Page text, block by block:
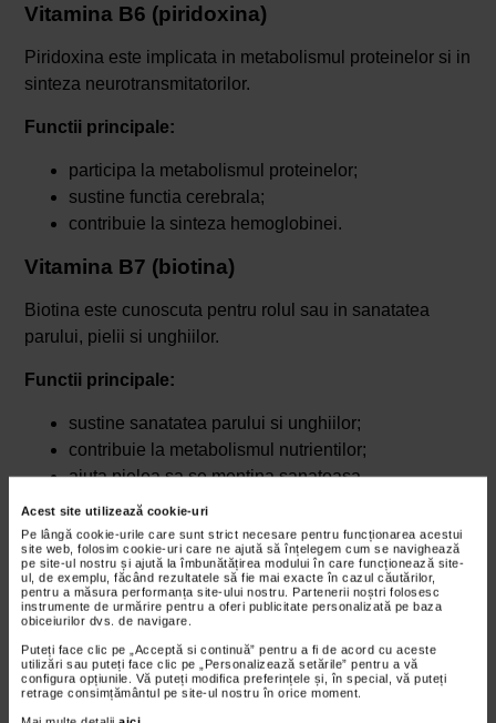
Acest site utilizează cookie-uri
Pe lângă cookie-urile care sunt strict necesare pentru funcționarea acestui
site web, folosim cookie-uri care ne ajută să înțelegem cum se navighează
pe site-ul nostru și ajută la îmbunătățirea modului în care funcționează site-
ul, de exemplu, făcând rezultatele să fie mai exacte în cazul căutărilor,
pentru a măsura performanța site-ului nostru. Partenerii noștri folosesc
instrumente de urmărire pentru a oferi publicitate personalizată pe baza
obiceiurilor dvs. de navigare.
Puteți face clic pe „Acceptă si continuă” pentru a fi de acord cu aceste
utilizări sau puteți face clic pe „Personalizează setările” pentru a vă
configura opțiunile. Vă puteți modifica preferințele și, în special, vă puteți
retrage consimțământul pe site-ul nostru în orice moment.
Vitamina B6 (piridoxina)
Piridoxina este implicata in metabolismul proteinelor si in
sinteza neurotransmitatorilor.
Functii principale:
participa la metabolismul proteinelor;
sustine functia cerebrala;
contribuie la sinteza hemoglobinei.
Vitamina B7 (biotina)
Biotina este cunoscuta pentru rolul sau in sanatatea
parului, pielii si unghiilor.
Functii principale:
sustine sanatatea parului si unghiilor;
contribuie la metabolismul nutrientilor;
ajuta pielea sa se mentina sanatoasa.